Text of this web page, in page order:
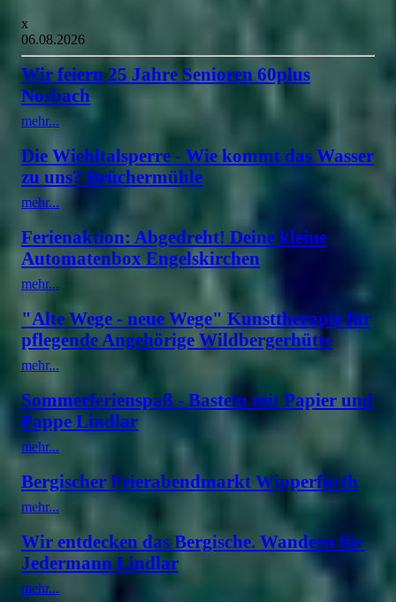
x
06.08.2026
Wir feiern 25 Jahre Senioren 60plus
Nosbach
mehr...
Die Wiehltalsperre - Wie kommt das Wasser
zu uns? Brüchermühle
mehr...
Ferienaktion: Abgedreht! Deine kleine
Automatenbox Engelskirchen
mehr...
"Alte Wege - neue Wege" Kunsttherapie für
pflegende Angehörige Wildbergerhütte
mehr...
Sommerferienspaß - Basteln mit Papier und
Pappe Lindlar
mehr...
Bergischer Feierabendmarkt Wipperfürth
mehr...
Wir entdecken das Bergische. Wandern für
Jedermann Lindlar
mehr...